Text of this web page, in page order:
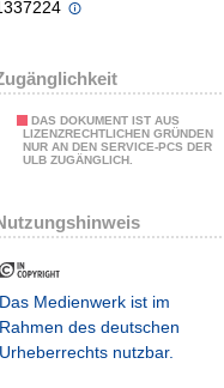
DAS DOKUMENT IST AUS
LIZENZRECHTLICHEN GRÜNDEN
NUR AN DEN SERVICE-PCS DER
ULB ZUGÄNGLICH.
Das Medienwerk ist im
Rahmen des deutschen
Urheberrechts nutzbar.